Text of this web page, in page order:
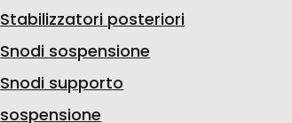
Stabilizzatori posteriori
Snodi sospensione
Snodi supporto
sospensione